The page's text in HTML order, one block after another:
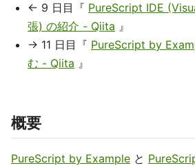
← 9 日目『 PureScript IDE
張) の紹介 - Qiita 』
→ 11 日目『 PureScript by
む - Qiita 』
概要
PureScript by Example と